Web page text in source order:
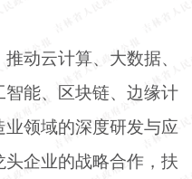
动云计算、大数据、
能、区块链、边缘计
领域的深度研发与应
企业的战略合作，扶